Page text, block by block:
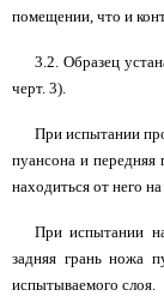
помещении, что и
3.2. Образец
черт. 3).
При испытании
пуансона и
находиться от него
При испытании
задняя грань ножа
испытываемого слоя.